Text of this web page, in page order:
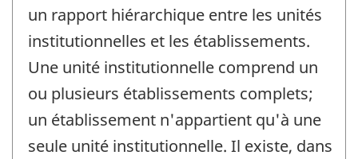
un rapport hiérarchique entre les unités
institutionnelles et les établissements.
Une unité institutionnelle comprend un
ou plusieurs établissements complets;
un établissement n'appartient qu'à une
seule unité institutionnelle. Il existe, dans